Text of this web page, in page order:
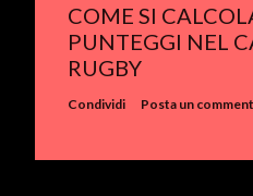
COME SI
PUNTEGGI NEL
RUGBY
Condividi Posta un